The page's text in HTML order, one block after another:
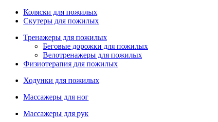
Коляски для пожилых
Скутеры для пожилых
Тренажеры для пожилых
Беговые дорожки для пожилых
Велотренажеры для пожилых
Физиотерапия для пожилых
Ходунки для пожилых
Массажеры для ног
Массажеры для рук